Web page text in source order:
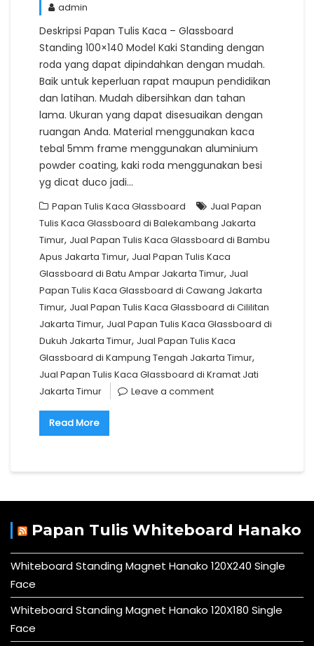
admin
Deskripsi Papan Tulis Kaca – Glassboard
Standing 100×140 Model Kaki Standing dengan
roda yang dapat dipindahkan dengan mudah.
Baik untuk keperluan rapat maupun pendidikan
dan latihan. Mudah dibersihkan dan tahan
lama. Ukuran yang dapat disesuaikan dengan
ruangan Anda. Material menggunakan kaca
tebal 5mm frame menggunakan aluminium
powder coating, kaki roda menggunakan besi
yg dicat duco jadi…
Papan Tulis Kaca Glassboard
Jual Papan
Tulis Kaca Glassboard di Balekambang Jakarta
Timur, Jual Papan Tulis Kaca Glassboard di Bambu
Apus Jakarta Timur, Jual Papan Tulis Kaca
Glassboard di Batu Ampar Jakarta Timur, Jual
Papan Tulis Kaca Glassboard di Cawang Jakarta
Timur, Jual Papan Tulis Kaca Glassboard di Cililitan
Jakarta Timur, Jual Papan Tulis Kaca Glassboard di
Dukuh Jakarta Timur, Jual Papan Tulis Kaca
Glassboard di Kampung Tengah Jakarta Timur,
Jual Papan Tulis Kaca Glassboard di Kramat Jati
Jakarta Timur
Leave a comment
Read More
Papan Tulis Whiteboard Hanako
Whiteboard Standing Magnet Hanako 120X240 Single
Face
Whiteboard Standing Magnet Hanako 120X180 Single
Face